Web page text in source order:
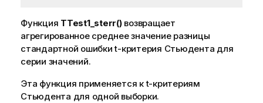
Функция TTest1_sterr()возвращает
агрегированное среднее значение разницы
стандартной ошибки t-критерия Стьюдента для
серии значений.
Эта функция применяется к t-критериям
Стьюдента для одной выборки.